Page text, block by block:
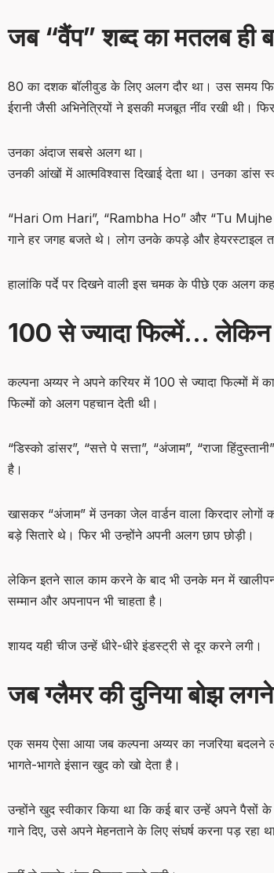
जब “वैंप” शब्द का मतलब ही
80 का दशक बॉलीवुड के लिए अलग दौर था। उस समय
ईरानी जैसी अभिनेत्रियों ने इसकी मजबूत नींव रखी थी।
उनका अंदाज सबसे अलग था।
उनकी आंखों में आत्मविश्वास दिखाई देता था। उनका डांस
“Hari Om Hari”, “Rambha Ho” और “Tu Mujhe
गाने हर जगह बजते थे। लोग उनके कपड़े और हेयरस्टाइल
हालांकि पर्दे पर दिखने वाली इस चमक के पीछे एक अलग
100 से ज्यादा फिल्में… लेकिन
कल्पना अय्यर ने अपने करियर में 100 से ज्यादा फिल्मों में
फिल्मों को अलग पहचान देती थी।
“डिस्को डांसर”, “सत्ते पे सत्ता”, “अंजाम”, “राजा
है।
खासकर “अंजाम” में उनका जेल वार्डन वाला किरदार
बड़े सितारे थे। फिर भी उन्होंने अपनी अलग छाप छोड़ी।
लेकिन इतने साल काम करने के बाद भी उनके मन में खालीपन
सम्मान और अपनापन भी चाहता है।
शायद यही चीज उन्हें धीरे-धीरे इंडस्ट्री से दूर करने लगी।
जब ग्लैमर की दुनिया बोझ
एक समय ऐसा आया जब कल्पना अय्यर का नजरिया बदलने
भागते-भागते इंसान खुद को खो देता है।
उन्होंने खुद स्वीकार किया था कि कई बार उन्हें अपने पैसों
गाने दिए, उसे अपने मेहनताने के लिए संघर्ष करना पड़ रहा